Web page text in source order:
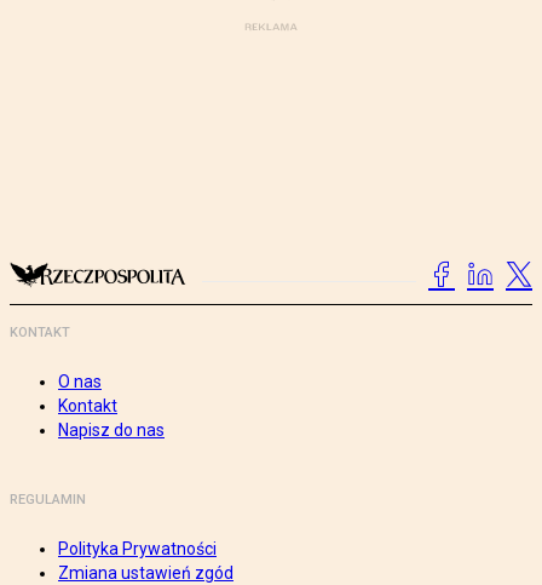
KONTAKT
O nas
Kontakt
Napisz do nas
REGULAMIN
Polityka Prywatności
Zmiana ustawień zgód